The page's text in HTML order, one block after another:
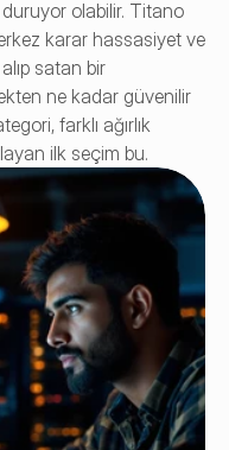
olabilir. Titano
karar hassasiyet ve
satan bir
ne kadar güvenilir
farklı ağırlık
ilk seçim bu.